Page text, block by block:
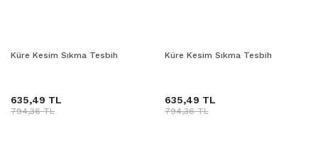
Küre Kesim Sıkma Tesbih
635,49 TL
794,36 TL
Küre Kesim Sıkma Tesbih
635,49 TL
794,36 TL